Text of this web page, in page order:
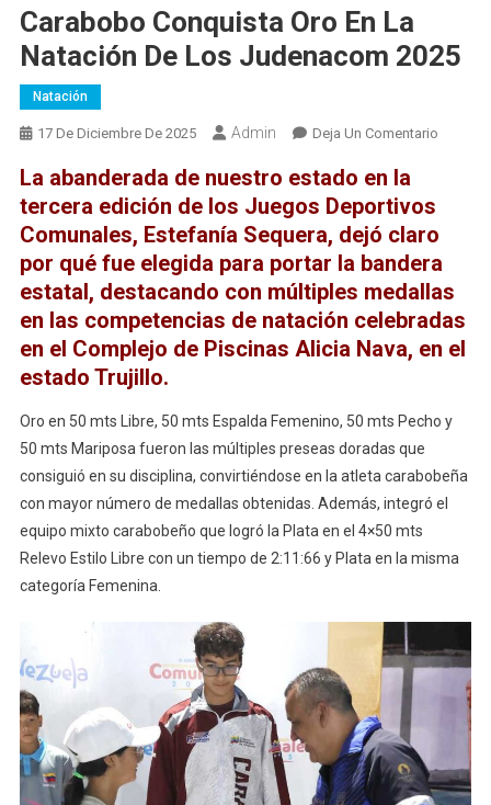
Carabobo Conquista Oro En La
Natación De Los Judenacom 2025
Natación
17 De Diciembre De 2025 Admin Deja Un ComentarioEn
En
La
De
La abanderada de nuestro estado en la
tercera edición de los Juegos Deportivos
Comunales, Estefanía Sequera, dejó claro
por qué fue elegida para portar la bandera
estatal, destacando con múltiples medallas
en las competencias de natación celebradas
en el Complejo de Piscinas Alicia Nava, en el
estado Trujillo.
Oro en 50 mts Libre, 50 mts Espalda Femenino, 50 mts Pecho y
50 mts Mariposa fueron las múltiples preseas doradas que
consiguió en su disciplina, convirtiéndose en la atleta carabobeña
con mayor número de medallas obtenidas. Además, integró el
equipo mixto carabobeño que logró la Plata en el 4×50 mts
Relevo Estilo Libre con un tiempo de 2:11:66 y Plata en la misma
categoría Femenina.